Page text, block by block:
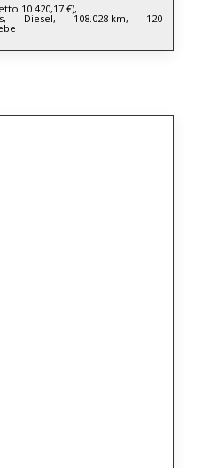
10.420,17 €),
Diesel, 108.028 km, 120